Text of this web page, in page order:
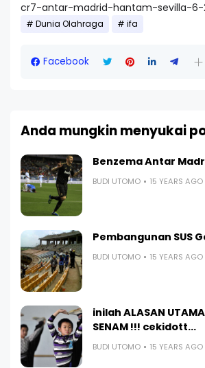
cr7-antar-madrid-hantam-sevilla-6-
Dunia Olahraga ifa
Facebook
Anda mungkin menyukai
Benzema Antar
BUDI UTOMO 15 YEARS AGO
Pembangunan SUS
BUDI UTOMO 15 YEARS AGO
inilah ALASAN
SENAM !!! cekidott...
BUDI UTOMO 15 YEARS AGO